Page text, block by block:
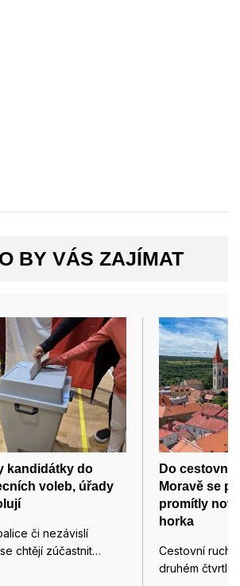
BY VÁS ZAJÍMAT
kandidátky do
voleb, úřady
či nezávislí
chtějí zúčastnit…
Do
Moravě se
promítly
horka
Cestovní ruch
druhém